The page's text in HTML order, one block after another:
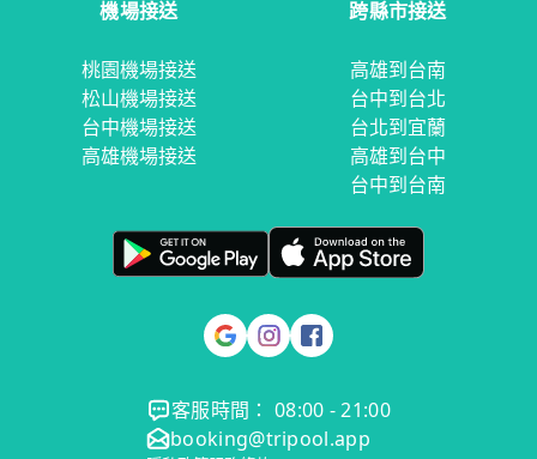
機場接送
桃園機場接送
松山機場接送
台中機場接送
高雄機場接送
跨縣市接送
高雄到台南
台中到台北
台北到宜蘭
高雄到台中
台中到台南
客服時間： 08:00 - 21:00
booking@tripool.app